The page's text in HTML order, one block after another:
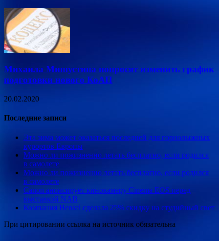
Михаила Мишустина попросят изменить график
подготовки нового КоАП
20.02.2020
Последние записи
Эта зима может оказаться последней для горнолыжных
курортов Европы
Можно ли пожизненно летать бесплатно, если родился
в самолете
Можно ли пожизненно летать бесплатно, если родился
в самолете
Canon анонсирует кинокамеру Cinema EOS перед
выставкой NAB
Компания Hensel сделала 25% скидку на студийный свет
При цитировании ссылка на источник обязательна